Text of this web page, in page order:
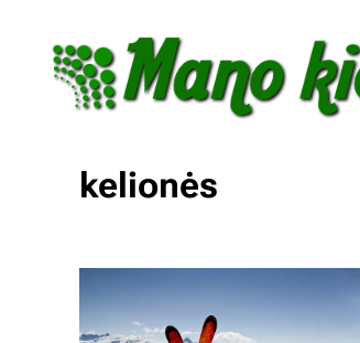
turinio
kelionės